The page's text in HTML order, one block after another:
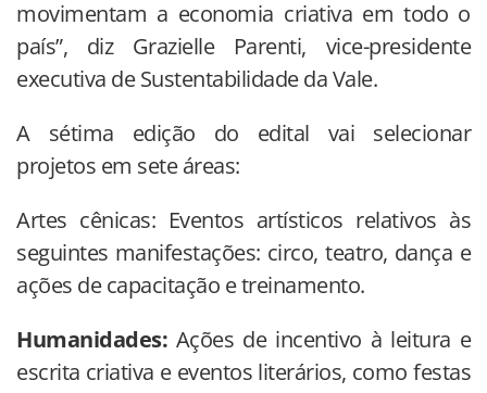
movimentam a economia criativa em todo o
país”, diz Grazielle Parenti, vice-presidente
executiva de Sustentabilidade da Vale.
A sétima edição do edital vai selecionar
projetos em sete áreas:
Artes cênicas: Eventos artísticos relativos às
seguintes manifestações: circo, teatro, dança e
ações de capacitação e treinamento.
Humanidades: Ações de incentivo à leitura e
escrita criativa e eventos literários, como festas